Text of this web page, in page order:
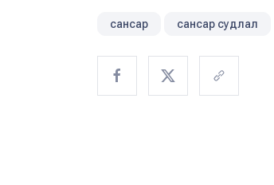
сансар сансар судлал